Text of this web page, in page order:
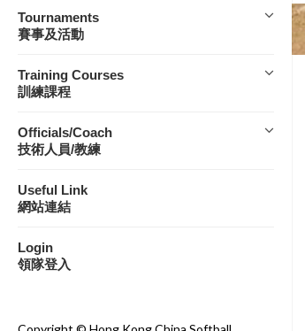
Tournaments
賽事及活動
Training Courses
訓練課程
Officials/Coach
技術人員/教練
Useful Link
網站連結
Login
領隊登入